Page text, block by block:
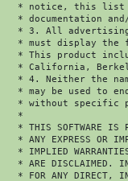
* notice, this list
* documentation
* 3. All advertising
* must display the
* This product
* California,
* 4. Neither the
* may be used to
* without specific
*
* THIS SOFTWARE IS
* ANY EXPRESS OR
* IMPLIED
* ARE DISCLAIMED. IN
* FOR ANY DIRECT,